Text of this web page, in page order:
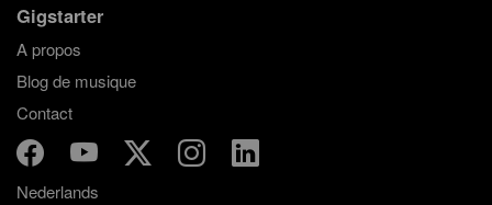
Gigstarter
A propos
Blog de musique
Contact
Nederlands